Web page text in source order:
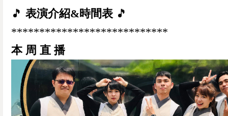
🎵 表演介紹&時間表 🎵
****************************
本 周 直 播